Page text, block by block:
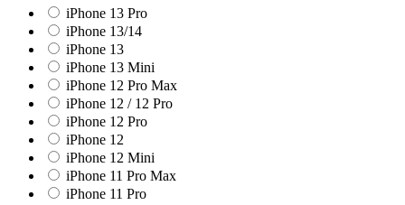
iPhone 13 Pro
iPhone 13/14
iPhone 13
iPhone 13 Mini
iPhone 12 Pro Max
iPhone 12 / 12 Pro
iPhone 12 Pro
iPhone 12
iPhone 12 Mini
iPhone 11 Pro Max
iPhone 11 Pro